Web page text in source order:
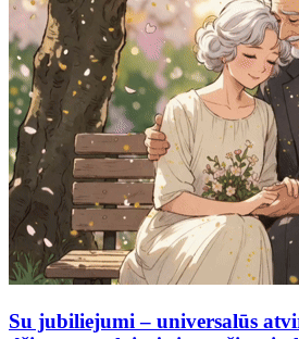
Su jubiliejumi – universalūs